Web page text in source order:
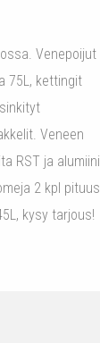
Venepoijut
75L, kettingit
Veneen
RST ja alumiini
2 kpl pituus
kysy tarjous!